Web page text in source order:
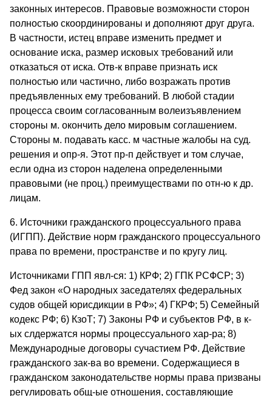
законных интересов. Правовые возможности сторон
полностью скоординированы и дополняют друг друга.
В частности, истец вправе изменить предмет и
основание иска, размер исковых требований или
отказаться от иска. Отв-к вправе признать иск
полностью или частично, либо возражать против
предъявленных ему требований. В любой стадии
процесса своим согласованным волеизъявлением
стороны м. окончить дело мировым соглашением.
Стороны м. подавать касс. м частные жалобы на суд.
решения и опр-я. Этот пр-п действует и том случае,
если одна из сторон наделена определенными
правовыми (не проц.) преимуществами по отн-ю к др.
лицам.
6. Источники гражданского процессуального права
(ИГПП). Действие норм гражданского процессуального
права по времени, пространстве и по кругу лиц.
Источниками ГПП явл-ся: 1) КРФ; 2) ГПК РСФСР; 3)
Фед закон «О народных заседателях федеральных
судов общей юрисдикции в РФ»; 4) ГКРФ; 5) Семейный
кодекс РФ; 6) КзоТ; 7) Законы РФ и субъектов РФ, в к-
ых слдержатся нормы процессуального хар-ра; 8)
Международные договоры сучастием РФ. Действие
гражданского зак-ва во времени. Содер­жащиеся в
гражданском законодательстве нормы права призваны
регулировать общ-ые отношения, составляющие